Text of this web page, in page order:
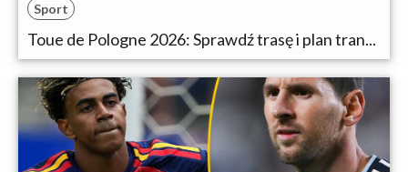
Sport
Toue de Pologne 2026: Sprawdź trasę i plan tran...